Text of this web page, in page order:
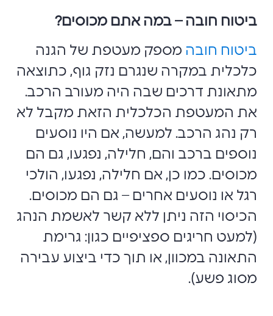
ביטוח חובה – במה אתם מכוסים?
ביטוח חובה מספק מעטפת של הגנה
כלכלית במקרה שנגרם נזק גוף, כתוצאה
מתאונת דרכים שבה היה מעורב הרכב.
את המעטפת הכלכלית הזאת מקבל לא
רק נהג הרכב. למעשה, אם היו נוסעים
נוספים ברכב והם, חלילה, נפגעו, גם הם
מכוסים. כמו כן, אם חלילה, נפגעו, הולכי
רגל או נוסעים אחרים – גם הם מכוסים.
הכיסוי הזה ניתן ללא קשר לאשמת הנהג
(למעט חריגים ספציפיים כגון: גרימת
התאונה במכוון, או תוך כדי ביצוע עבירה
מסוג פשע).